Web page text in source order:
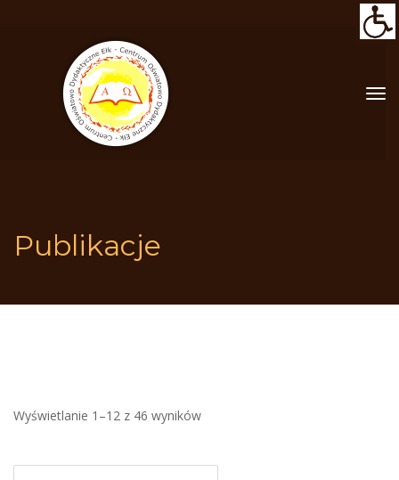
Publikacje
Wyświetlanie 1–12 z 46 wyników